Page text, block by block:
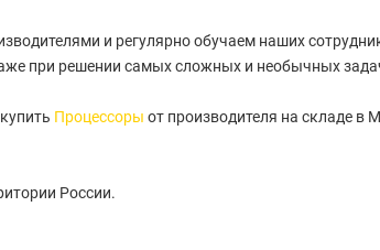
и регулярно обучаем наших
при решении самых сложных и необычных
Процессоры от производителя на складе в
России.